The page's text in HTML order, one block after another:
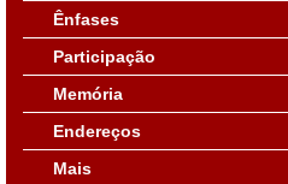
Ênfases
Participação
Memória
Endereços
Mais